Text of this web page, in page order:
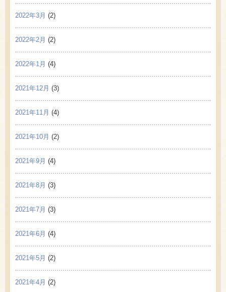
2022年3月 (2)
2022年2月 (2)
2022年1月 (4)
2021年12月 (3)
2021年11月 (4)
2021年10月 (2)
2021年9月 (4)
2021年8月 (3)
2021年7月 (3)
2021年6月 (4)
2021年5月 (2)
2021年4月 (2)